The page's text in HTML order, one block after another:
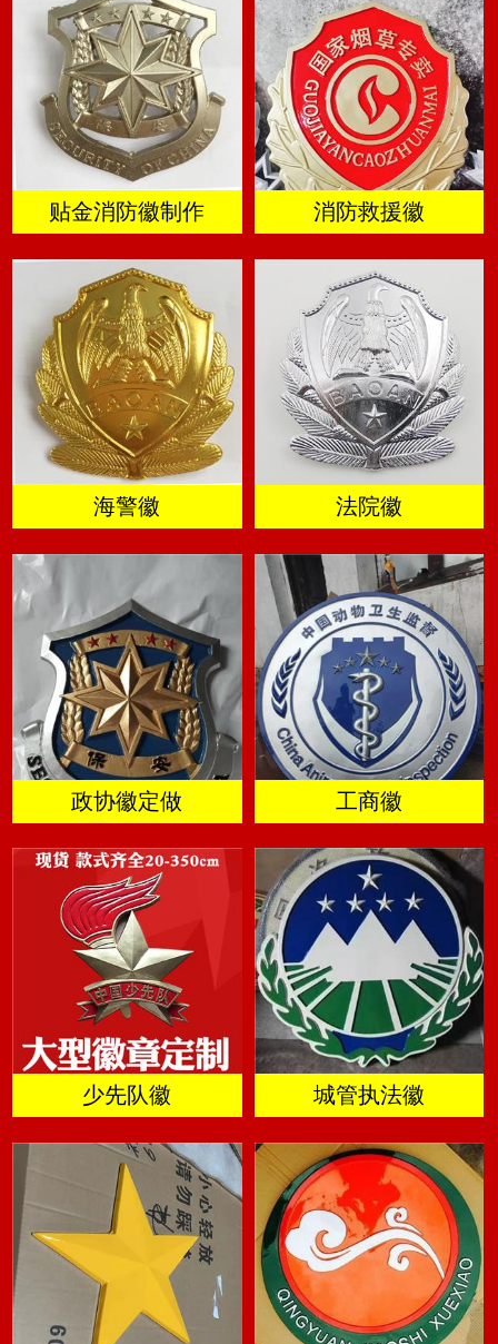
贴金消防徽制作 消防救援徽
海警徽 法院徽
政协徽定做 工商徽
少先队徽 城管执法徽